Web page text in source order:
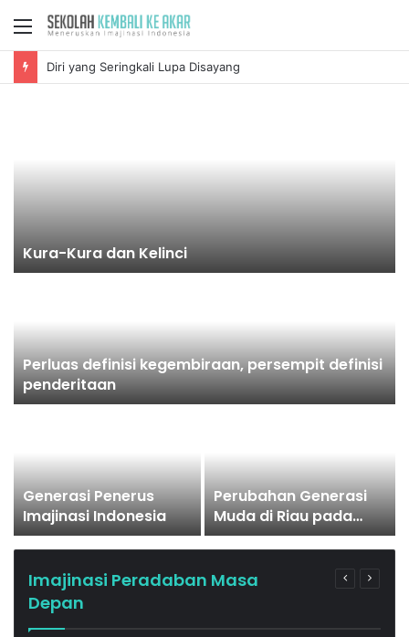
Menu
Diri yang Seringkali Lupa Disayang
Kura-Kura dan Kelinci
Perluas definisi kegembiraan, persempit definisi
penderitaan
Generasi Penerus
Imajinasi Indonesia
Perubahan Generasi
Muda di Riau pada
masa Pandemi
Imajinasi Peradaban Masa
Depan